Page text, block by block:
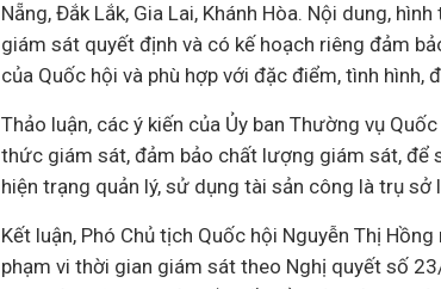
Nẵng, Đắk Lắk, Gia Lai, Khánh Hòa. Nội dung,
giám sát quyết định và có kế hoạch riêng đảm
của Quốc hội và phù hợp với đặc điểm, tình hình,
Thảo luận, các ý kiến của Ủy ban Thường vụ
thức giám sát, đảm bảo chất lượng giám sát, để
hiện trạng quản lý, sử dụng tài sản công là trụ
Kết luận, Phó Chủ tịch Quốc hội Nguyễn Thị
phạm vi thời gian giám sát theo Nghị quyết số